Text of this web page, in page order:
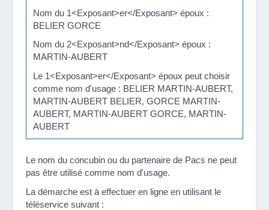
Nom du 1<Exposant>er</Exposant> époux :
BELIER GORCE
Nom du 2<Exposant>nd</Exposant> époux :
MARTIN-AUBERT
Le 1<Exposant>er</Exposant> époux peut choisir
comme nom d'usage : BELIER MARTIN-AUBERT,
MARTIN-AUBERT BELIER, GORCE MARTIN-
AUBERT, MARTIN-AUBERT GORCE, MARTIN-
AUBERT
Le nom du concubin ou du partenaire de Pacs ne peut
pas être utilisé comme nom d'usage.
La démarche est à effectuer en ligne en utilisant le
téléservice suivant :